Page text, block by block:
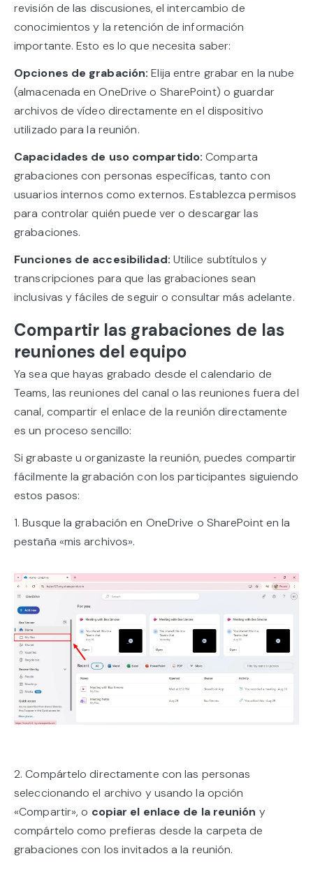
revisión de las discusiones, el intercambio de
conocimientos y la retención de información
importante. Esto es lo que necesita saber:
Opciones de grabación: Elija entre grabar en la nube
(almacenada en OneDrive o SharePoint) o guardar
archivos de vídeo directamente en el dispositivo
utilizado para la reunión.
Capacidades de uso compartido: Comparta
grabaciones con personas específicas, tanto con
usuarios internos como externos. Establezca permisos
para controlar quién puede ver o descargar las
grabaciones.
Funciones de accesibilidad: Utilice subtítulos y
transcripciones para que las grabaciones sean
inclusivas y fáciles de seguir o consultar más adelante.
Compartir las grabaciones de las
reuniones del equipo
Ya sea que hayas grabado desde el calendario de
Teams, las reuniones del canal o las reuniones fuera del
canal, compartir el enlace de la reunión directamente
es un proceso sencillo:
Si grabaste u organizaste la reunión, puedes compartir
fácilmente la grabación con los participantes siguiendo
estos pasos:
1. Busque la grabación en OneDrive o SharePoint en la
pestaña «mis archivos».
2. Compártelo directamente con las personas
seleccionando el archivo y usando la opción
«Compartir», o copiar el enlace de la reunión y
compártelo como prefieras desde la carpeta de
grabaciones con los invitados a la reunión.